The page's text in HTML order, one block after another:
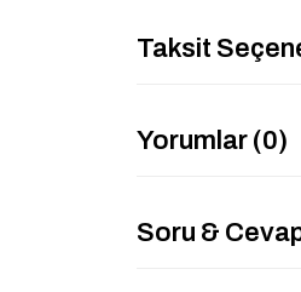
Taksit
Yorumlar (0)
Soru &